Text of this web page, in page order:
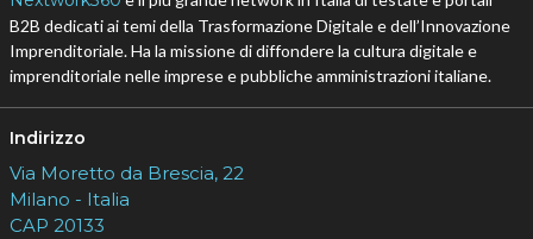
B2B dedicati ai temi della Trasformazione Digitale e dell’Innovazione
Imprenditoriale. Ha la missione di diffondere la cultura digitale e
imprenditoriale nelle imprese e pubbliche amministrazioni italiane.
Indirizzo
Via Moretto da Brescia, 22
Milano - Italia
CAP 20133